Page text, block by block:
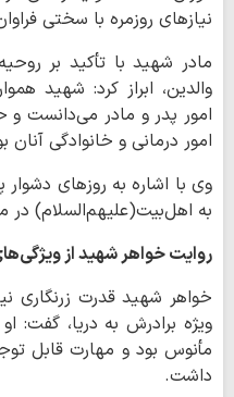
نیازهای روزمره با سختی
مادر شهید با تأکید بر
والدین، ابراز کرد: شهید
امور پدر و مادر می‌دانست و
امور درمانی و خانوادگی آنان
وی با اشاره به روزهای
به اهل‌بیت(علیهم‌السلام) در
روایت خواهر شهید از
خواهر شهید قدرت زرنگاری
ویژه برادرش به دریا، گفت:
مأنوس بود و مهارت قابل
داشت.